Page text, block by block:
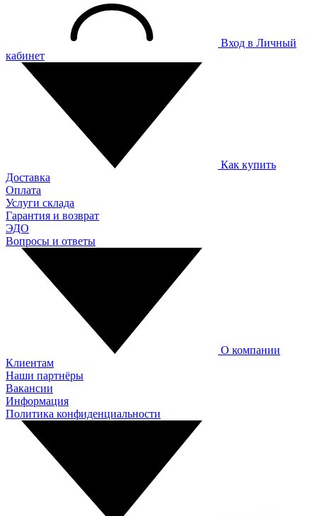
Вход в Личный
кабинет
Как купить
Доставка
Оплата
Услуги склада
Гарантия и возврат
ЭДО
Вопросы и ответы
О компании
Клиентам
Наши партнёры
Вакансии
Информация
Политика конфиденциальности